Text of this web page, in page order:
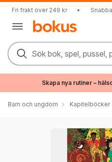
Fri frakt över 249 kr •
Sök bok, spel, pussel,
Skapa nya rutiner –
Barn och ungdom Kapitelböcker